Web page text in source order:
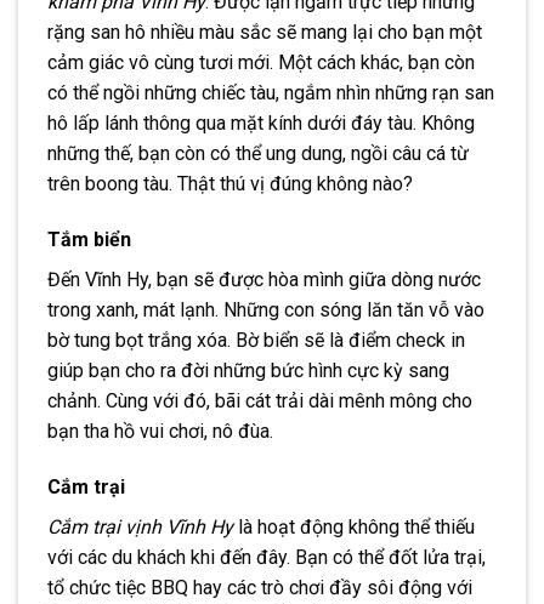
rặng san hô nhiều màu sắc sẽ mang lại cho bạn một
cảm giác vô cùng tươi mới. Một cách khác, bạn còn
có thể ngồi những chiếc tàu, ngắm nhìn những rạn san
hô lấp lánh thông qua mặt kính dưới đáy tàu. Không
những thế, bạn còn có thể ung dung, ngồi câu cá từ
trên boong tàu. Thật thú vị đúng không nào?
Tắm biển
Đến Vĩnh Hy, bạn sẽ được hòa mình giữa dòng nước
trong xanh, mát lạnh. Những con sóng lăn tăn vỗ vào
bờ tung bọt trắng xóa. Bờ biển sẽ là điểm check in
giúp bạn cho ra đời những bức hình cực kỳ sang
chảnh. Cùng với đó, bãi cát trải dài mênh mông cho
bạn tha hồ vui chơi, nô đùa.
Cắm trại
Cắm trại vịnh Vĩnh Hylà hoạt động không thể thiếu
với các du khách khi đến đây. Bạn có thể đốt lửa trại,
tổ chức tiệc BBQ hay các trò chơi đầy sôi động với